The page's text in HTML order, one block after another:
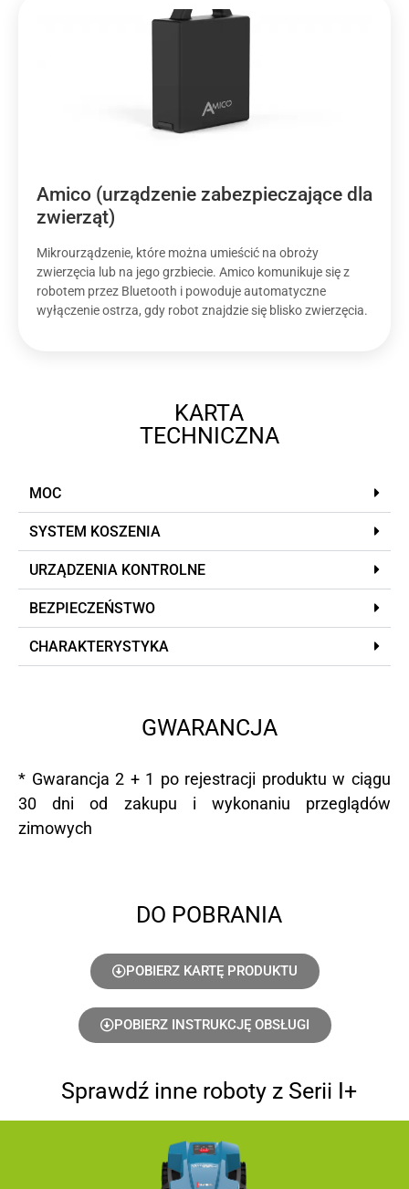
Amico (urządzenie zabezpieczające dla
zwierząt)
Mikrourządzenie, które można umieścić na obroży
zwierzęcia lub na jego grzbiecie. Amico komunikuje się z
robotem przez Bluetooth i powoduje automatyczne
wyłączenie ostrza, gdy robot znajdzie się blisko zwierzęcia.
KARTA
TECHNICZNA
MOC
SYSTEM KOSZENIA
URZĄDZENIA KONTROLNE
BEZPIECZEŃSTWO
CHARAKTERYSTYKA
GWARANCJA
* Gwarancja 2 + 1 po rejestracji produktu w ciągu
30 dni od zakupu i wykonaniu przeglądów
zimowych
DO POBRANIA
POBIERZ KARTĘ PRODUKTU
POBIERZ INSTRUKCJĘ OBSŁUGI
Sprawdź inne roboty z Serii I+